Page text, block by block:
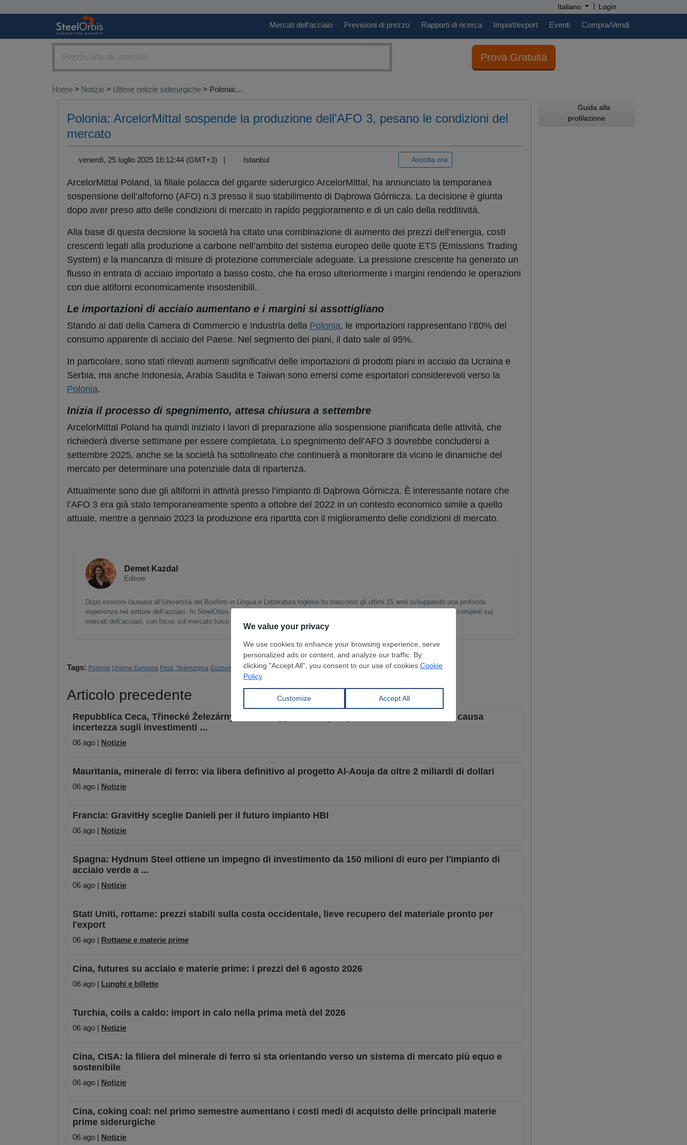
Italiano | Login
Mercati dell'acciaio Previsioni di prezzo Rapporti di ricerca Import/export Eventi Compra/Vendi
Prova Gratuita
Home > Notizie > Ultime notizie siderurgiche > Polonia:...
Polonia: ArcelorMittal sospende la produzione dell’AFO 3, pesano le condizioni del
mercato
venerdì, 25 luglio 2025 16:12:44 (GMT+3) | Istanbul Ascolta ora
ArcelorMittal Poland, la filiale polacca del gigante siderurgico ArcelorMittal, ha annunciato la temporanea
sospensione dell’alfoforno (AFO) n.3 presso il suo stabilimento di Dąbrowa Górnicza. La decisione è giunta
dopo aver preso atto delle condizioni di mercato in rapido peggioramento e di un calo della redditività.
Alla base di questa decisione la società ha citato una combinazione di aumento dei prezzi dell’energia, costi
crescenti legati alla produzione a carbone nell’ambito del sistema europeo delle quote ETS (Emissions Trading
System) e la mancanza di misure di protezione commerciale adeguate. La pressione crescente ha generato un
flusso in entrata di acciaio importato a basso costo, che ha eroso ulteriormente i margini rendendo le operazioni
con due altiforni economicamente insostenibili.
Le importazioni di acciaio aumentano e i margini si assottigliano
Stando ai dati della Camera di Commercio e Industria della Polonia, le importazioni rappresentano l’80% del
consumo apparente di acciaio del Paese. Nel segmento dei piani, il dato sale al 95%.
In particolare, sono stati rilevati aumenti significativi delle importazioni di prodotti piani in acciaio da Ucraina e
Serbia, ma anche Indonesia, Arabia Saudita e Taiwan sono emersi come esportatori considerevoli verso la
Polonia.
Inizia il processo di spegnimento, attesa chiusura a settembre
ArcelorMittal Poland ha quindi iniziato i lavori di preparazione alla sospensione pianificata delle attività, che
richiederà diverse settimane per essere completata. Lo spegnimento dell’AFO 3 dovrebbe concludersi a
settembre 2025, anche se la società ha sottolineato che continuerà a monitorare da vicino le dinamiche del
mercato per determinare una potenziale data di ripartenza.
Attualmente sono due gli altiforni in attività presso l’impianto di Dąbrowa Górnicza. È interessante notare che
l’AFO 3 era già stato temporaneamente spento a ottobre del 2022 in un contesto economico simile a quello
attuale, mentre a gennaio 2023 la produzione era ripartita con il miglioramento delle condizioni di mercato.
Demet Kazdal
Editore
Dopo essermi laureata all’Università del Bosforo in Lingua e Letteratura Inglese ho trascorso gli ultimi 15 anni sviluppando una profonda
esperienza nel settore dell’acciaio. In SteelOrbis ricopro il ruolo di Head of Content Department. Scrivo e curo notizie e report completi sui
mercati dell’acciaio, con focus sul mercato turco e sulle dinamiche del mercato globale.
Tags: Polonia Unione Europea Prod. Siderurgica Economia
Articolo precedente
Repubblica Ceca, Třinecké Železárny cerca maggior sostegno per la decarbonizzazione causa
incertezza sugli investimenti ...
06 ago | Notizie
Mauritania, minerale di ferro: via libera definitivo al progetto Al-Aouja da oltre 2 miliardi di dollari
06 ago | Notizie
Francia: GravitHy sceglie Danieli per il futuro impianto HBI
06 ago | Notizie
Spagna: Hydnum Steel ottiene un impegno di investimento da 150 milioni di euro per l'impianto di
acciaio verde a ...
06 ago | Notizie
Stati Uniti, rottame: prezzi stabili sulla costa occidentale, lieve recupero del materiale pronto per
l'export
06 ago | Rottame e materie prime
Cina, futures su acciaio e materie prime: i prezzi del 6 agosto 2026
06 ago | Lunghi e billette
Turchia, coils a caldo: import in calo nella prima metà del 2026
06 ago | Notizie
Cina, CISA: la filiera del minerale di ferro si sta orientando verso un sistema di mercato più equo e
sostenibile
06 ago | Notizie
Cina, coking coal: nel primo semestre aumentano i costi medi di acquisto delle principali materie
prime siderurgiche
06 ago | Notizie
Guida alla
profilazione